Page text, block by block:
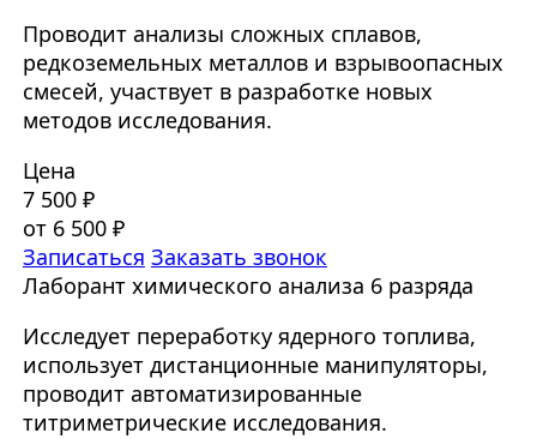
Проводит анализы сложных сплавов,
редкоземельных металлов и взрывоопасных
смесей, участвует в разработке новых
методов исследования.
Цена
7 500 ₽
от 6 500 ₽
Записаться Заказать звонок
Лаборант химического анализа 6 разряда
Исследует переработку ядерного топлива,
использует дистанционные манипуляторы,
проводит автоматизированные
титриметрические исследования.